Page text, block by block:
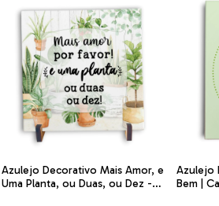
Azulejo Decorativo Mais Amor, e
Uma Planta, ou Duas, ou Dez -
Azulejo
Bem |